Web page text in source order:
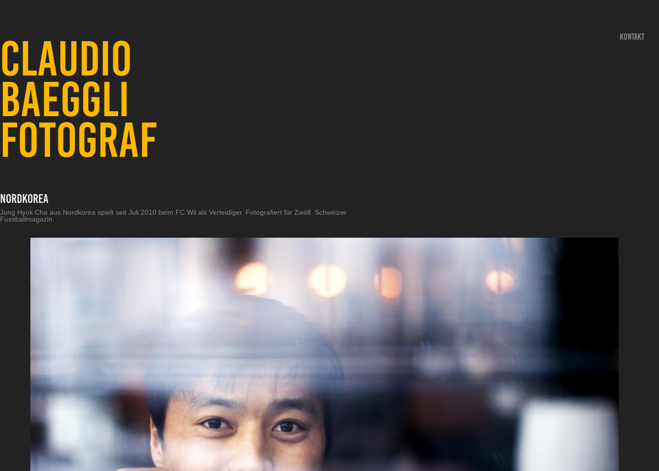
CLAUDIO
BAEGGLI
FOTOGRAF
KONTAKT
Nordkorea
Jong Hyok Cha aus Nordkorea spielt seit Juli 2010 beim FC Wil als Verteidiger. Fotografiert für Zwölf. Schweizer
Fussballmagazin.